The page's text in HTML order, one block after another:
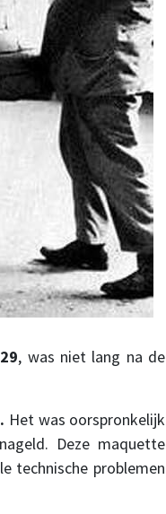
, was niet lang na de
Het was oorspronkelijk
Deze maquette
technische problemen